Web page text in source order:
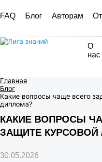
FAQ Блог Авторам
О
нас
Главная
Блог
Какие вопросы чаще всего
диплома?
КАКИЕ ВОПРОСЫ
ЗАЩИТЕ КУРСОВОЙ
30.05.2026